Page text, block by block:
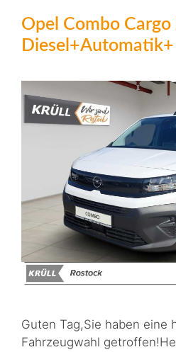
Opel Combo Cargo
Diesel+Automatik+
Guten Tag,Sie haben eine
Fahrzeugwahl